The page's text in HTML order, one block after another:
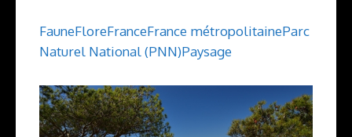
FauneFloreFranceFrance métropolitaineParc
Naturel National (PNN)Paysage